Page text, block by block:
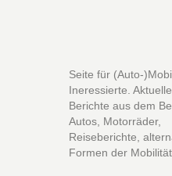
Seite für (Auto-
Ineressierte. Aktuelle
Berichte aus dem
Autos, Motorräder,
Reiseberichte,
Formen der